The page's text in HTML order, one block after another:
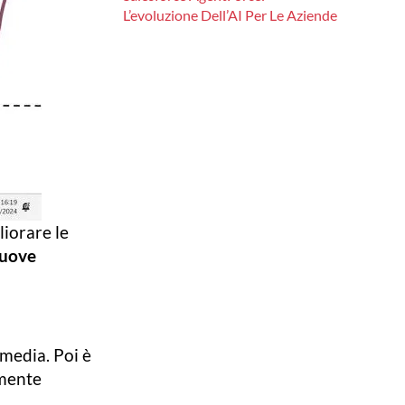
le
Poi è
L’evoluzione Dell’AI Per Le Aziende